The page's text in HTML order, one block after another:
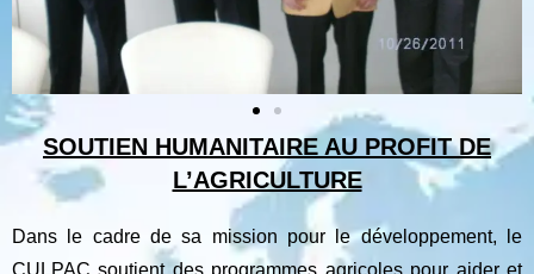
SOUTIEN HUMANITAIRE AU PROFIT DE
L’AGRICULTURE
Dans le cadre de sa mission pour le développement, le
CULPAC soutient des programmes agricoles pour aider et